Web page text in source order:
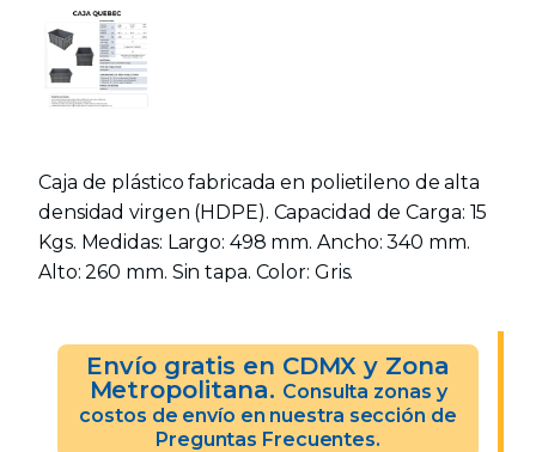
Caja de plástico fabricada en polietileno de alta
densidad virgen (HDPE). Capacidad de Carga: 15
Kgs. Medidas: Largo: 498 mm. Ancho: 340 mm.
Alto: 260 mm. Sin tapa. Color: Gris.
Envío gratis en CDMX y Zona
Metropolitana. Consulta zonas y
costos de envío en nuestra sección de
Preguntas Frecuentes.